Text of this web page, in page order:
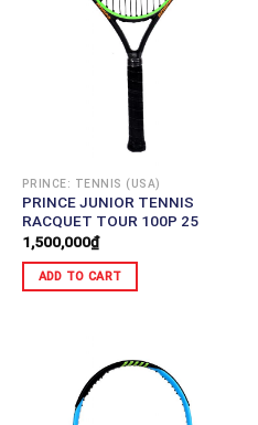
PRINCE: TENNIS (USA)
PRINCE JUNIOR TENNIS
RACQUET TOUR 100P 25
1,500,000₫
ADD TO CART